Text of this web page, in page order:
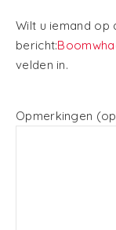
Wilt u iemand
bericht:
velden in.
Opmerkingen